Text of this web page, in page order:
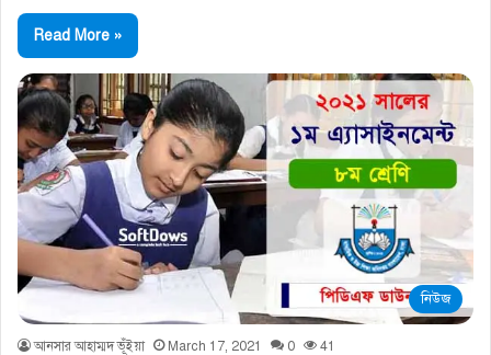
Read More »
নিউজ
আনসার আহাম্মদ ভূঁইয়া March 17, 2021 0 41